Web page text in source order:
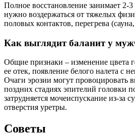
Полное восстановление занимает 2-
нужно воздержаться от тяжелых
половых контактов, перегрева
Как выглядит баланит у
Общие признаки – изменение цвета
ее отек, появление белого налета с
Очаги эрозии могут провоцировать
поздних стадиях эпителий головки
затрудняется мочеиспускание из-за
отверстия уретры.
Советы